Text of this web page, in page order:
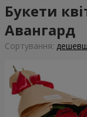
Букети
Авангард
Сортування: